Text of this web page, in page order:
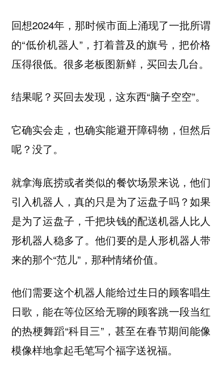
回想2024年，那时候市面上涌现了一批所谓
的“低价机器人”，打着普及的旗号，把价格
压得很低。很多老板图新鲜，买回去几台。
结果呢？买回去发现，这东西“脑子空空”。
它确实会走，也确实能避开障碍物，但然后
呢？没了。
就拿海底捞或者类似的餐饮场景来说，他们
引入机器人，真的只是为了运盘子吗？如果
是为了运盘子，千把块钱的配送机器人比人
形机器人稳多了。他们要的是人形机器人带
来的那个“范儿”，那种情绪价值。
他们需要这个机器人能给过生日的顾客唱生
日歌，能在等位区给无聊的顾客跳一段当红
的热梗舞蹈“科目三”，甚至在春节期间能像
模像样地拿起毛笔写个福字送祝福。